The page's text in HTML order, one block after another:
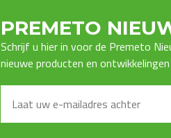
PREMETO
Schrijf u hier in voor de Premeto
nieuwe producten en